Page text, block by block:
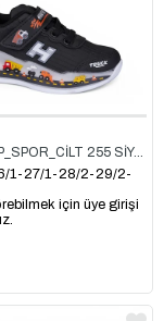
HUNTER_P_SPOR_CİLT 255 SİYAH_BEYAZ
1-27/1-28/2-29/2-
için üye girişi